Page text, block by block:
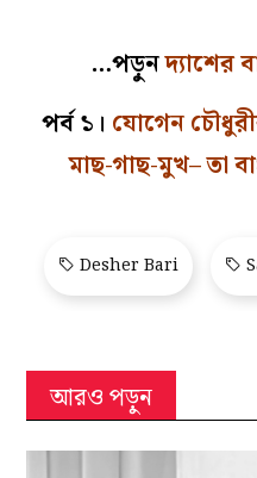
…পড়ুনদ্যাশের
পর্ব ১। যোগেন
মাছ-গাছ-মুখ– তা
Desher Bari
আরও পড়ুন